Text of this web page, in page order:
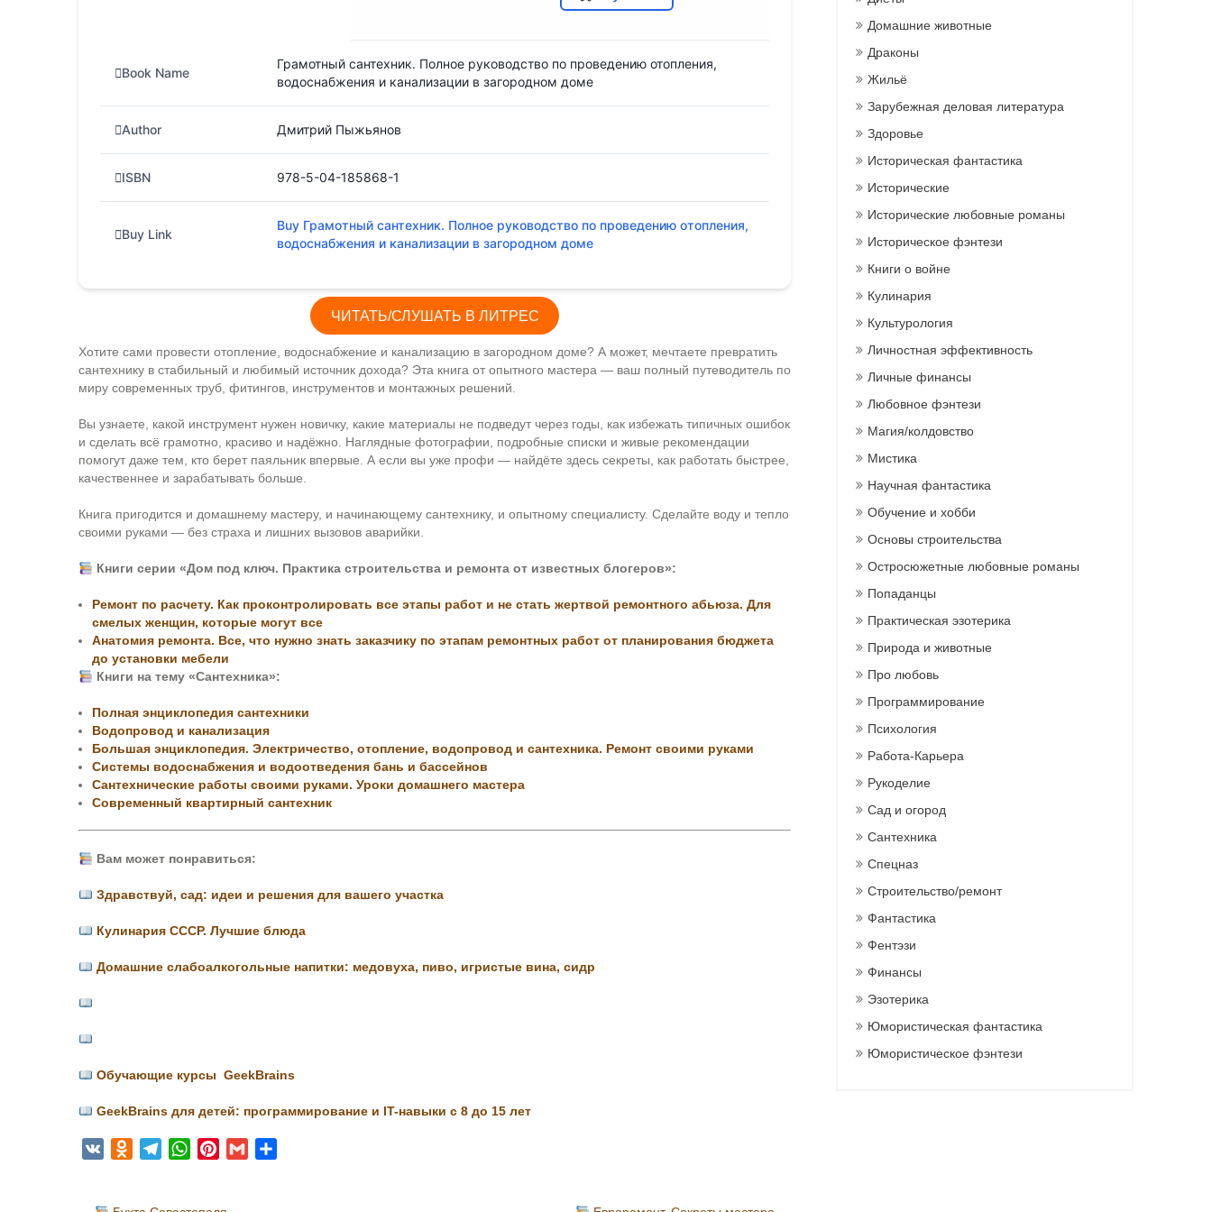
Book Name
Грамотный сантехник. Полное руководство по проведению отопления,
водоснабжения и канализации в загородном доме
Author Дмитрий Пыжьянов
ISBN 978-5-04-185868-1
Buy Link
Buy Грамотный сантехник. Полное руководство по проведению отопления,
водоснабжения и канализации в загородном доме
ЧИТАТЬ/СЛУШАТЬ В ЛИТРЕС
Хотите сами провести отопление, водоснабжение и канализацию в загородном доме? А может, мечтаете превратить
сантехнику в стабильный и любимый источник дохода? Эта книга от опытного мастера — ваш полный путеводитель по
миру современных труб, фитингов, инструментов и монтажных решений.
Вы узнаете, какой инструмент нужен новичку, какие материалы не подведут через годы, как избежать типичных ошибок
и сделать всё грамотно, красиво и надёжно. Наглядные фотографии, подробные списки и живые рекомендации
помогут даже тем, кто берет паяльник впервые. А если вы уже профи — найдёте здесь секреты, как работать быстрее,
качественнее и зарабатывать больше.
Книга пригодится и домашнему мастеру, и начинающему сантехнику, и опытному специалисту. Сделайте воду и тепло
своими руками — без страха и лишних вызовов аварийки.
Книги серии «Дом под ключ. Практика строительства и ремонта от известных блогеров»:
Ремонт по расчету. Как проконтролировать все этапы работ и не стать жертвой ремонтного абьюза. Для
смелых женщин, которые могут все
Анатомия ремонта. Все, что нужно знать заказчику по этапам ремонтных работ от планирования бюджета
до установки мебели
Книги на тему «Сантехника»:
Полная энциклопедия сантехники
Водопровод и канализация
Большая энциклопедия. Электричество, отопление, водопровод и сантехника. Ремонт своими руками
Системы водоснабжения и водоотведения бань и бассейнов
Сантехнические работы своими руками. Уроки домашнего мастера
Современный квартирный сантехник
Вам может понравиться:
Здравствуй, сад: идеи и решения для вашего участка
Кулинария СССР. Лучшие блюда
Домашние слабоалкогольные напитки: медовуха, пиво, игристые вина, сидр
Обучающие курсы GeekBrains
GeekBrains для детей: программирование и IT-навыки с 8 до 15 лет
O
W
Домашние животные
Драконы
Жильё
Зарубежная деловая литература
Здоровье
Историческая фантастика
Исторические
Исторические любовные романы
Историческое фэнтези
Книги о войне
Кулинария
Культурология
Личностная эффективность
Личные финансы
Любовное фэнтези
Магия/колдовство
Мистика
Научная фантастика
Обучение и хобби
Основы строительства
Остросюжетные любовные романы
Попаданцы
Практическая эзотерика
Природа и животные
Про любовь
Программирование
Психология
Работа-Карьера
Рукоделие
Сад и огород
Сантехника
Спецназ
Строительство/ремонт
Фантастика
Фентэзи
Финансы
Эзотерика
Юмористическая фантастика
Юмористическое фэнтези